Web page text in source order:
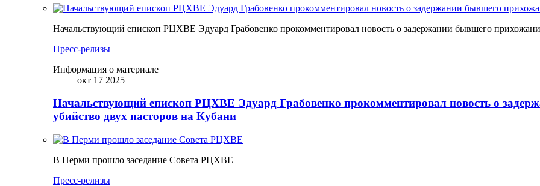
Начальствующий епископ РЦХВЕ Эдуард Грабовенко прокомментировал новость о задержании бывшего
Пресс-релизы
Информация о материале
окт 17 2025
Начальствующий епископ РЦХВЕ Эдуард Грабовенко прокомментировал новость о
убийство двух пасторов на Кубани
В Перми прошло заседание Совета РЦХВЕ
Пресс-релизы